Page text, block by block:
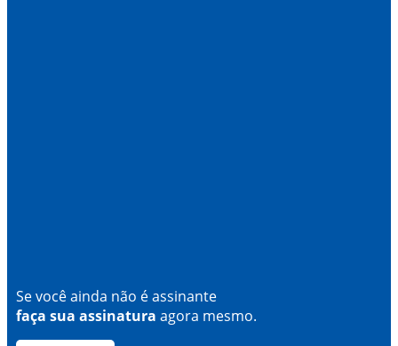
Se você ainda não é assinante
faça sua assinatura agora mesmo.